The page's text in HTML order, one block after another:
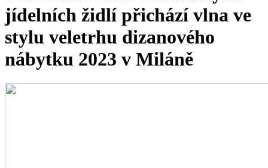
jídelních židlí přichází vlna ve
stylu veletrhu dizanového
nábytku 2023 v Miláně